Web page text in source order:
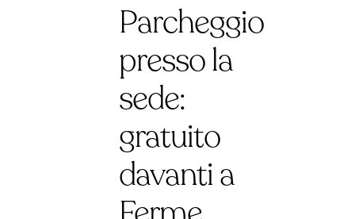
Parcheggio
presso la
sede:
gratuito
davanti a